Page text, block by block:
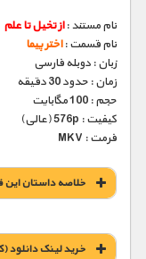
نام مستند :از تخیل تا علم
نام قسمت :اختر پیما
زبان : دوبله فارسی
زمان : حدود 30 دقیقه
حجم : 100 مگابایت
کیفیت : 576p (عالی)
فرمت : MKV
خلاصه داستان
خريد لينک دانلود